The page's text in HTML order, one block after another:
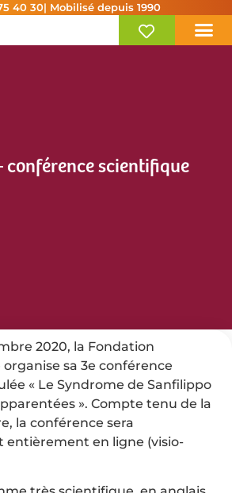
40 30| Mobilisé depuis 1990
scientifique
2020, la Fondation
organise sa 3e conférence
« Le Syndrome de Sanfilippo
». Compte tenu de la
la conférence sera
entièrement en ligne (visio-